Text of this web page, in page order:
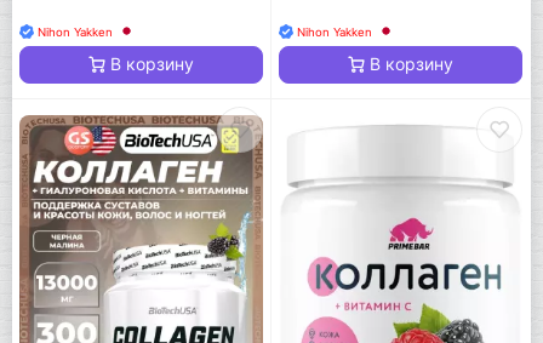
Nihon Yakken
В корзину
Nihon Yakken
В корзину